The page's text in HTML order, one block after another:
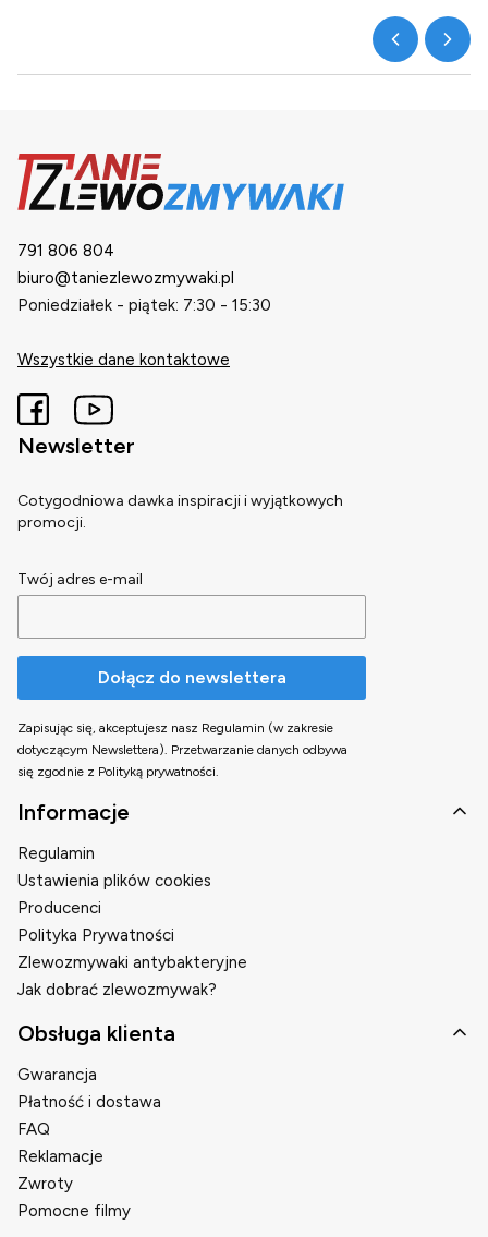
791 806 804
biuro@taniezlewozmywaki.pl
Poniedziałek - piątek: 7:30 - 15:30
Wszystkie dane kontaktowe
Newsletter
Cotygodniowa dawka inspiracji i wyjątkowych
promocji.
Twój adres e-mail
Dołącz do newslettera
Zapisując się, akceptujesz nasz Regulamin (w zakresie
dotyczącym Newslettera). Przetwarzanie danych odbywa
się zgodnie z Polityką prywatności.
Linki w stopce
Informacje
Regulamin
Ustawienia plików cookies
Producenci
Polityka Prywatności
Zlewozmywaki antybakteryjne
Jak dobrać zlewozmywak?
Obsługa klienta
Gwarancja
Płatność i dostawa
FAQ
Reklamacje
Zwroty
Pomocne filmy